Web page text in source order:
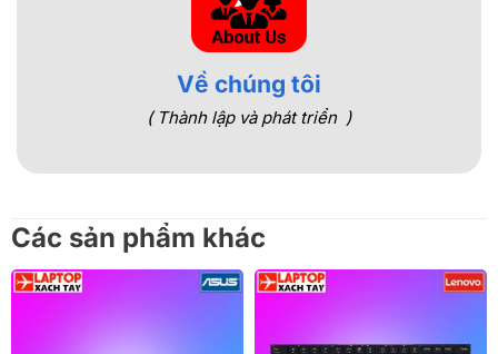
Về chúng tôi
( Thành lập và phát triển )
Các sản phẩm khác